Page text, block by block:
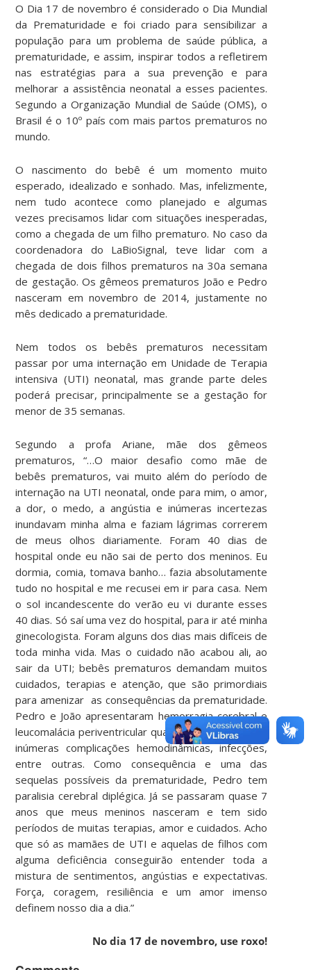
O Dia 17 de novembro é considerado o Dia Mundial
da Prematuridade e foi criado para sensibilizar a
população para um problema de saúde pública, a
prematuridade, e assim, inspirar todos a refletirem
nas estratégias para a sua prevenção e para
melhorar a assistência neonatal a esses pacientes.
Segundo a Organização Mundial de Saúde (OMS), o
Brasil é o 10º país com mais partos prematuros no
mundo.
O nascimento do bebê é um momento muito
esperado, idealizado e sonhado. Mas, infelizmente,
nem tudo acontece como planejado e algumas
vezes precisamos lidar com situações inesperadas,
como a chegada de um filho prematuro. No caso da
coordenadora do LaBioSignal, teve lidar com a
chegada de dois filhos prematuros na 30a semana
de gestação. Os gêmeos prematuros João e Pedro
nasceram em novembro de 2014, justamente no
mês dedicado a prematuridade.
Nem todos os bebês prematuros necessitam
passar por uma internação em Unidade de Terapia
intensiva (UTI) neonatal, mas grande parte deles
poderá precisar, principalmente se a gestação for
menor de 35 semanas.
Segundo a profa Ariane, mãe dos gêmeos
prematuros, “…O maior desafio como mãe de
bebês prematuros, vai muito além do período de
internação na UTI neonatal, onde para mim, o amor,
a dor, o medo, a angústia e inúmeras incertezas
inundavam minha alma e faziam lágrimas correrem
de meus olhos diariamente. Foram 40 dias de
hospital onde eu não sai de perto dos meninos. Eu
dormia, comia, tomava banho… fazia absolutamente
tudo no hospital e me recusei em ir para casa. Nem
o sol incandescente do verão eu vi durante esses
40 dias. Só saí uma vez do hospital, para ir até minha
ginecologista. Foram alguns dos dias mais difíceis de
toda minha vida. Mas o cuidado não acabou ali, ao
sair da UTI; bebês prematuros demandam muitos
cuidados, terapias e atenção, que são primordiais
para amenizar as consequências da prematuridade.
Pedro e João apresentaram hemorragia cerebral e
leucomalácia periventricular quando na UTI, além de
inúmeras complicações hemodinâmicas, infecções,
entre outras. Como consequência e uma das
sequelas possíveis da prematuridade, Pedro tem
paralisia cerebral diplégica. Já se passaram quase 7
anos que meus meninos nasceram e tem sido
períodos de muitas terapias, amor e cuidados. Acho
que só as mamães de UTI e aquelas de filhos com
alguma deficiência conseguirão entender toda a
mistura de sentimentos, angústias e expectativas.
Força, coragem, resiliência e um amor imenso
definem nosso dia a dia.”
No dia 17 de novembro, use roxo!